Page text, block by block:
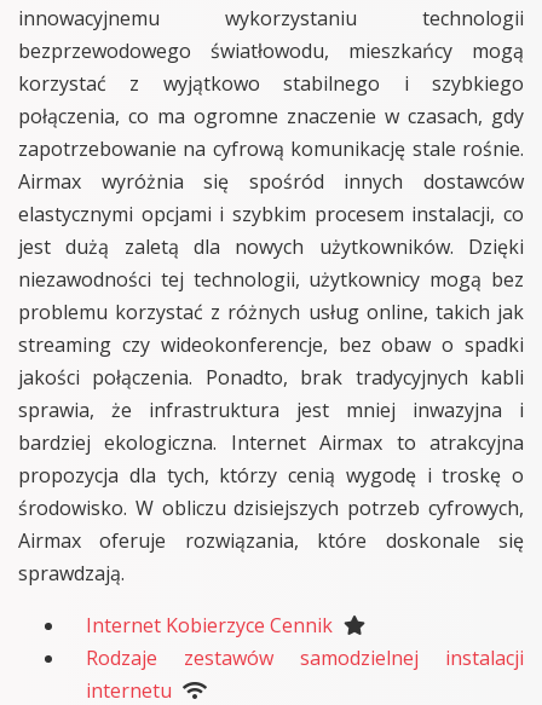
innowacyjnemu wykorzystaniu technologii
bezprzewodowego światłowodu, mieszkańcy mogą
korzystać z wyjątkowo stabilnego i szybkiego
połączenia, co ma ogromne znaczenie w czasach, gdy
zapotrzebowanie na cyfrową komunikację stale rośnie.
Airmax wyróżnia się spośród innych dostawców
elastycznymi opcjami i szybkim procesem instalacji, co
jest dużą zaletą dla nowych użytkowników. Dzięki
niezawodności tej technologii, użytkownicy mogą bez
problemu korzystać z różnych usług online, takich jak
streaming czy wideokonferencje, bez obaw o spadki
jakości połączenia. Ponadto, brak tradycyjnych kabli
sprawia, że infrastruktura jest mniej inwazyjna i
bardziej ekologiczna. Internet Airmax to atrakcyjna
propozycja dla tych, którzy cenią wygodę i troskę o
środowisko. W obliczu dzisiejszych potrzeb cyfrowych,
Airmax oferuje rozwiązania, które doskonale się
sprawdzają.
Internet Kobierzyce Cennik
Rodzaje zestawów samodzielnej instalacji
internetu